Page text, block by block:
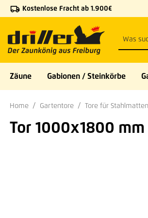
Hauptinhalt springen
Zur Suche springen
Zur Hauptnavigation springen
Kostenlose Fracht ab 1.900€
Zäune Gabionen / Steinkörbe
Home Gartentore Tore für
Tor 1000x1800